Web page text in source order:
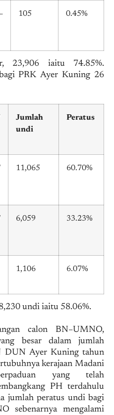
105 0.45%
23,906 iaitu 74.85%.
PRK Ayer Kuning 26
Jumlah
undi
Peratus
11,065 60.70%
6,059 33.23%
1,106 6.07%
undi iaitu 58.06%.
calon BN–UMNO,
besar dalam jumlah
DUN Ayer Kuning tahun
kerajaan Madani
yang telah
PH terdahulu
jumlah peratus undi bagi
sebenarnya mengalami